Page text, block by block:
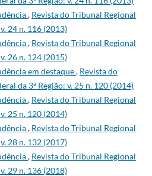
, Revista do Tribunal Regional
24 n. 116 (2013)
, Revista do Tribunal Regional
26 n. 124 (2015)
em destaque, Revista do
da 3ª Região: v. 25 n. 120 (2014)
, Revista do Tribunal Regional
25 n. 120 (2014)
, Revista do Tribunal Regional
28 n. 132 (2017)
, Revista do Tribunal Regional
29 n. 136 (2018)